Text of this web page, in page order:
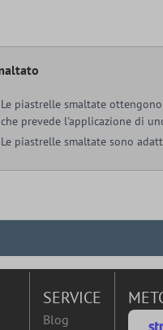
Le piastrelle smaltate
che prevede l'applicazione di
Le piastrelle smaltate sono
SERVICE
Blog